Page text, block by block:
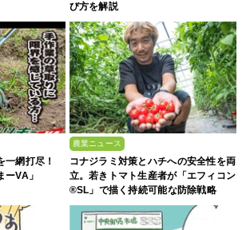
び方を解説
一網打尽！
ーVA」
農業ニュース
コナジラミ対策とハチへの安全性を両
立。若きトマト生産者が「エフィコン
®SL」で描く持続可能な防除戦略